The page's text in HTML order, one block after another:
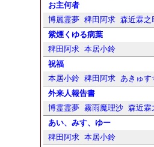
お主何者
博麗霊夢 稗田阿求 森近霖之
紫煙くゆる病葉
稗田阿求 本居小鈴
祝福
本居小鈴 稗田阿求 あきゅす
外来人報告書
博霊霊夢 霧雨魔理沙 森近霖
あい、みす、ゆー
稗田阿求 本居小鈴